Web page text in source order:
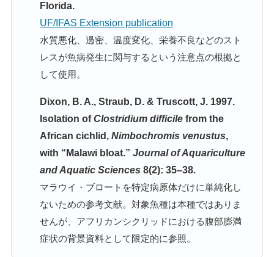
Florida.
UF/IFAS Extension publication
水質悪化、過密、温度変化、栄養不良などのスト
レスが魚病発生に関与するという注意点の根拠と
して使用。
Dixon, B. A., Straub, D. & Truscott, J. 1997.
Isolation ofClostridium difficilefrom the
African cichlid, Nimbochromis venustus,
with “Malawi bloat.” Journal of Aquariculture
and Aquatic Sciences 8(2): 35–38.
マラウイ・ブロートを特定病原体だけに単純化し
ないための参考文献。対象魚種は本種ではありま
せんが、アフリカンシクリッドにおける腹部膨満
症状の背景資料として限定的に参照。